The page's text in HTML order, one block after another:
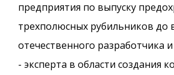
предприятия по выпуску
трехполюсных рубильников до
отечественного разработчика
- эксперта в области создания